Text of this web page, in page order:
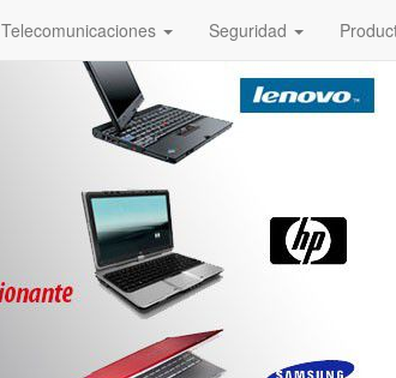
Telecomunicaciones Seguridad